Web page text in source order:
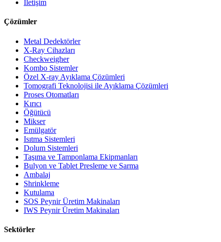
İletişim
Çözümler
Metal Dedektörler
X-Ray Cihazları
Checkweigher
Kombo Sistemler
Özel X-ray Ayıklama Çözümleri
Tomografi Teknolojisi ile Ayıklama Çözümleri
Proses Otomatları
Kırıcı
Öğütücü
Mikser
Emülgatör
Isıtma Sistemleri
Dolum Sistemleri
Taşıma ve Tamponlama Ekipmanları
Bulyon ve Tablet Presleme ve Sarma
Ambalaj
Shrinkleme
Kutulama
SOS Peynir Üretim Makinaları
IWS Peynir Üretim Makinaları
Sektörler